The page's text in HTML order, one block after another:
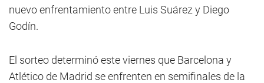
nuevo enfrentamiento entre Luis Suárez y Diego
Godín.
El sorteo determinó este viernes que Barcelona y
Atlético de Madrid se enfrenten en semifinales de la